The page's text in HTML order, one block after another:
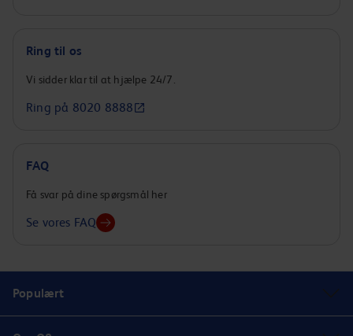
Ring til os
Vi sidder klar til at hjælpe 24/7.
Ring på 8020 8888
FAQ
Få svar på dine spørgsmål her
Se vores FAQ
Populært